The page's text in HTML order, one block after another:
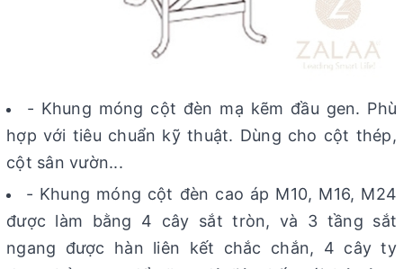
- Khung móng cột đèn mạ kẽm đầu gen. Phù
hợp với tiêu chuẩn kỹ thuật. Dùng cho cột thép,
cột sân vườn...
- Khung móng cột đèn cao áp M10, M16, M24
được làm bằng 4 cây sắt tròn, và 3 tầng sắt
ngang được hàn liên kết chắc chắn, 4 cây ty